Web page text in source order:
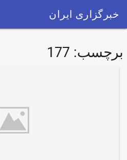
خبرگزاری ایران
برچسب: 177